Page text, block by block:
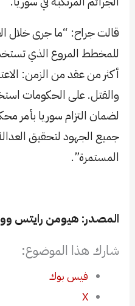
قالت جراح: “ما جرى خلال
للمخطط المروع الذي
أكثر من عقد من الزمن:
والقتل. على الحكومات
لضمان التزام سوريا بأمر
جميع الجهود لتحقيق
المستمرة”.
المصدر: هيومن رايتس
شارك هذا الموضوع:
فيس بوك
X